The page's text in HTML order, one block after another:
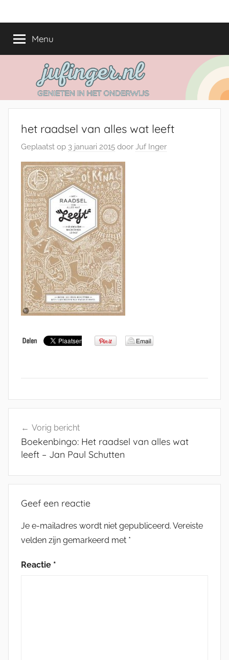
naarjufinger.nl
het
onderwijs
Menu
het raadsel van alles wat leeft
Geplaatst op 3 januari 2015 door Juf Inger
navigatie
Vorig bericht
Boekenbingo: Het raadsel van alles wat
leeft – Jan Paul Schutten
Geef een reactie
Je e-mailadres wordt niet gepubliceerd. Vereiste
velden zijn gemarkeerd met *
Reactie *